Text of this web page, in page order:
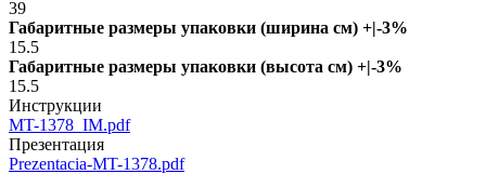
39
Габаритные размеры упаковки (ширина см) +|-3%
15.5
Габаритные размеры упаковки (высота см) +|-3%
15.5
Инструкции
MT-1378_IM.pdf
Презентация
Prezentacia-MT-1378.pdf